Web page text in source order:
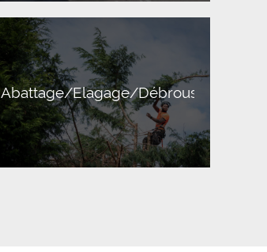
Abattage/Elagage/Débroussaillage